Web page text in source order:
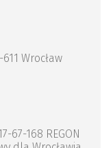
Wrocław
67-168 REGON